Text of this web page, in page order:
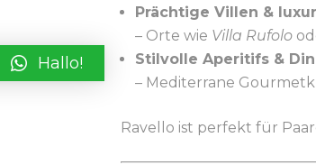
Prächtige Villen &
– Orte wie Villa Rufolo
Stilvolle Aperitifs &
– Mediterrane
Ravello ist perfekt für
Hallo!